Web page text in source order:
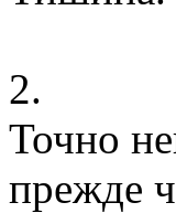
2.
Точно
прежде